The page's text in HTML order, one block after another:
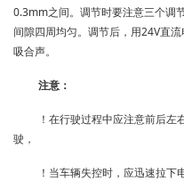
0.3mm之间。调节时要注意三个调
间隙四周均匀。调节后，用24V直
吸合声。
注意：
！在行驶过程中应注意前后
驶，
！当车辆失控时，应迅速拉下